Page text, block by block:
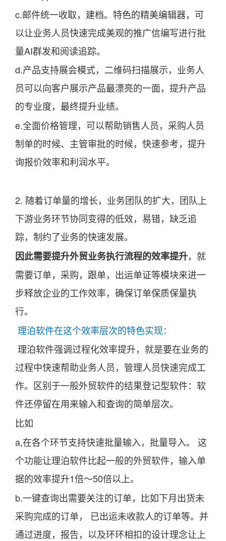
c.邮件统一收取，建档。特色的精美编辑器，可
以让业务人员快速完成美观的推广信编写进行批
量AI群发和阅读追踪。
d.产品支持展会模式，二维码扫描展示，业务人
员可以向客户展示产品最漂亮的一面，提升产品
的专业度，最终提升业绩。
e.全面价格管理，可以帮助销售人员，采购人员
制单的时候、主管审批的时候，快速参考，提升
询报价效率和利润水平。
2. 随着订单量的增长，业务团队的扩大，团队上
下游业务环节协同变得的低效，易错，缺乏追
踪，制约了业务的快速发展。
因此需要提升外贸业务执行流程的效率提升，就
需要订单，采购，跟单，出运单证等模块来进一
步释放企业的工作效率，确保订单保质保量执
行。
理泊软件在这个效率层次的特色实现：
理泊软件强调过程化效率提升，就是要在业务的
过程中快速帮助业务人员，管理人员快速完成工
作。区别于一般外贸软件的结果登记型软件：软
件还停留在用来输入和查询的简单层次。
比如
a,在各个环节支持快速批量输入，批量导入。 这
个功能让理泊软件比起一般的外贸软件，输入单
据的效率提升1倍～50倍以上。
b.一键查询出需要关注的订单，比如下月出货未
采购完成的订单， 已出运未收款人的订单等。并
通过进度，报告，以及环环相扣的设计理念让上